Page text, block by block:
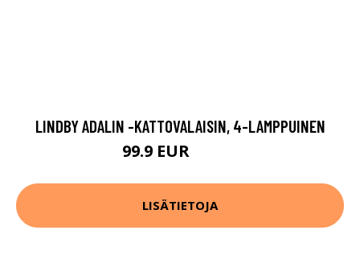
LINDBY ADALIN -KATTOVALAISIN, 4-LAMPPUINEN
99.9 EUR
LISÄTIETOJA